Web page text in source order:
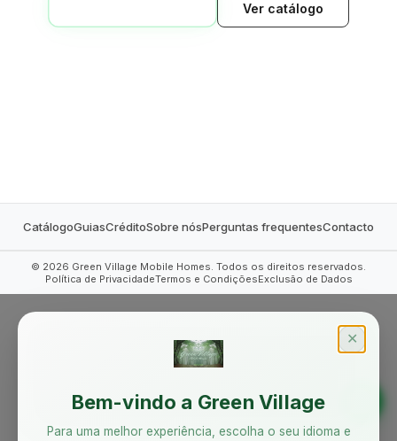
Ver catálogo
CatálogoGuiasCréditoSobre nósPerguntas frequentesContacto
© 2026 Green Village Mobile Homes. Todos os direitos reservados.
Política de PrivacidadeTermos e CondiçõesExclusão de Dados
✕
Bem-vindo a Green Village
Para uma melhor experiência, escolha o seu idioma e